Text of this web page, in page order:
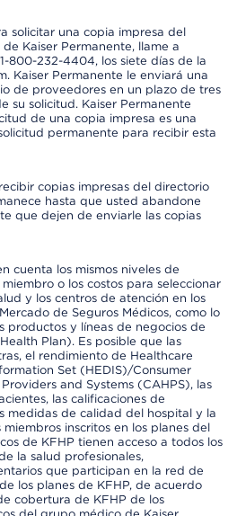
solicitar una copia impresa del
Kaiser Permanente, llame a
800-232-4404, los siete días de la
Kaiser Permanente le enviará una
de proveedores en un plazo de tres
su solicitud. Kaiser Permanente
de una copia impresa es una
permanente para recibir esta
copias impresas del directorio
hasta que usted abandone
que dejen de enviarle las copias
cuenta los mismos niveles de
o los costos para seleccionar
y los centros de atención en los
de Seguros Médicos, como lo
productos y líneas de negocios de
Plan). Es posible que las
el rendimiento de Healthcare
Set (HEDIS)/Consumer
and Systems (CAHPS), las
las calificaciones de
medidas de calidad del hospital y la
inscritos en los planes del
de KFHP tienen acceso a todos los
la salud profesionales,
que participan en la red de
los planes de KFHP, de acuerdo
cobertura de KFHP de los